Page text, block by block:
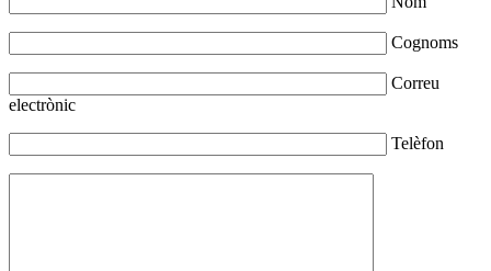
Cognoms
Correu
electrònic
Telèfon